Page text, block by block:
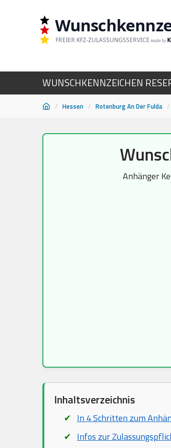
FREIER KFZ-ZULASSUNGSSERVICE made by
WUNSCHKENNZEICHEN
/ Hessen / Rotenburg An Der Fulda /
Anhänger
Inhaltsverzeichnis
In 4 Schritten zum
Infos zur